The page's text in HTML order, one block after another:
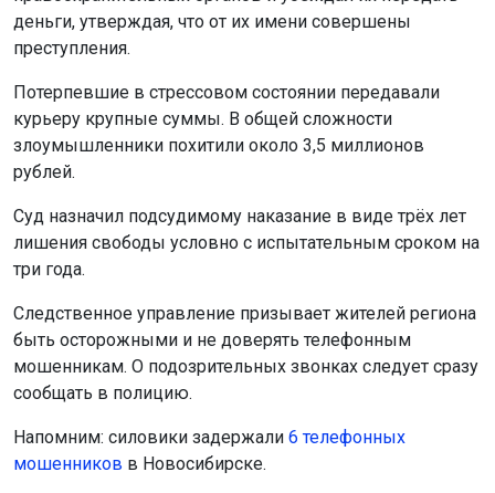
деньги, утверждая, что от их имени совершены
преступления.
Потерпевшие в стрессовом состоянии передавали
курьеру крупные суммы. В общей сложности
злоумышленники похитили около 3,5 миллионов
рублей.
Суд назначил подсудимому наказание в виде трёх лет
лишения свободы условно с испытательным сроком на
три года.
Следственное управление призывает жителей региона
быть осторожными и не доверять телефонным
мошенникам. О подозрительных звонках следует сразу
сообщать в полицию.
Напомним: силовики задержали 6 телефонных
мошенников в Новосибирске.